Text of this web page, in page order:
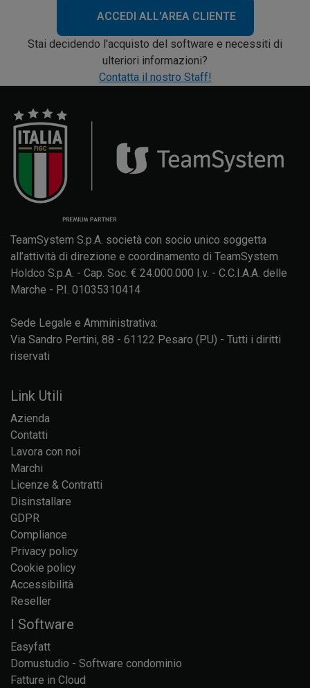
ACCEDI ALL'AREA CLIENTE
Stai decidendo l'acquisto del software e necessiti di
ulteriori informazioni?
Contatta il nostro Staff!
TeamSystem S.p.A. società con socio unico soggetta
all’attività di direzione e coordinamento di TeamSystem
Holdco S.p.A. - Cap. Soc. € 24.000.000 I.v. - C.C.I.A.A. delle
Marche - P.I. 01035310414
Sede Legale e Amministrativa:
Via Sandro Pertini, 88 - 61122 Pesaro (PU) - Tutti i diritti
riservati
Link Utili
Azienda
Contatti
Lavora con noi
Marchi
Licenze & Contratti
Disinstallare
GDPR
Compliance
Privacy policy
Cookie policy
Accessibilità
Reseller
I Software
Easyfatt
Domustudio - Software condominio
Fatture in Cloud